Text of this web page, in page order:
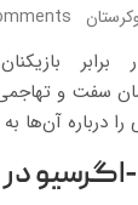
برابر
سفت و تهاجمی
را درباره
اگرسیو